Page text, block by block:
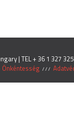
| TEL + 36 1 327
Önkéntesség